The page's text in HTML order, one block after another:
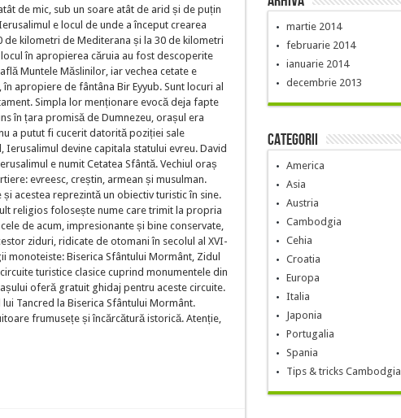
de mic, sub un soare atât de arid și de puțin
e locul de unde a început crearea
de kilometri de Mediterana și la 30 de kilometri
în apropierea căruia au fost descoperite
Muntele Măslinilor, iar vechea cetate e
apropiere de fântâna Bir Eyyub. Sunt locuri al
Simpla lor menționare evocă deja fapte
în țara promisă de Dumnezeu, orașul era
a putut fi cucerit datorită poziției sale
devine capitala statului evreu. David
e numit Cetatea Sfântă. Vechiul oraș
evreesc, creștin, armean și musulman.
acestea reprezintă un obiectiv turistic în sine.
religios folosește nume care trimit la propria
de acum, impresionante și bine conservate,
ziduri, ridicate de otomani în secolul al XVI-
monoteiste: Biserica Sfântului Mormânt, Zidul
turistice clasice cuprind monumentele din
oferă gratuit ghidaj pentru aceste circuite.
lui Tancred la Biserica Sfântului Mormânt.
frumusețe și încărcătură istorică. Atenție,
martie 2014
februarie 2014
ianuarie 2014
decembrie 2013
Categorii
America
Asia
Austria
Cambodgia
Cehia
Croatia
Europa
Italia
Japonia
Portugalia
Spania
Tips & tricks Cambodgia